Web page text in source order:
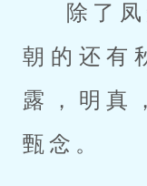
除了
朝的还有
露，明真
甄念。